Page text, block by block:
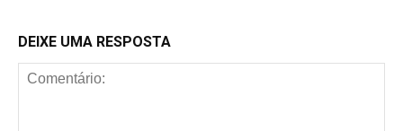
DEIXE UMA RESPOSTA